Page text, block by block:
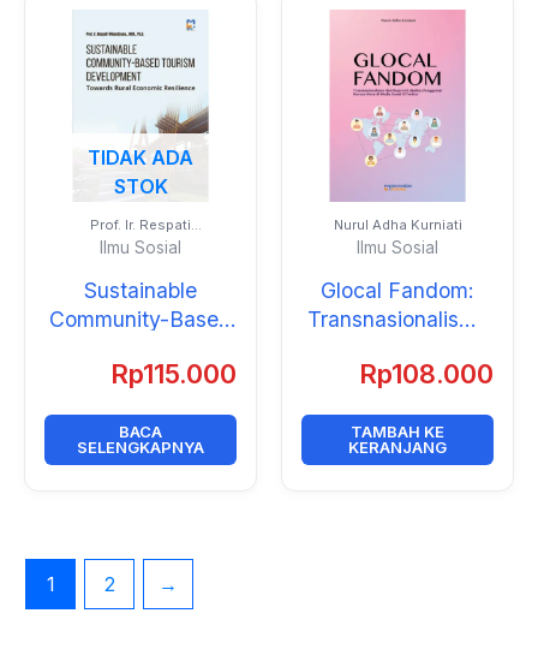
TIDAK ADA
STOK
Prof. Ir. Respati
Wikantiyoso., MSA., Ph.D.
Ilmu Sosial
Sustainable
Community-Based
Development:
Economic
Resilience
Rp115.000
BACA
SELENGKAPNYA
Nurul Adha Kurniati
Ilmu Sosial
Glocal Fandom:
Transnasionalisme
Lokalitas
Wave di Media
Sosial X/Twitter
Rp108.000
TAMBAH KE
KERANJANG
1 2 →